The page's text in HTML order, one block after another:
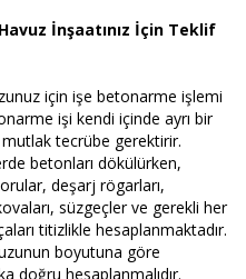
İnşaatınız İçin Teklif
için işe betonarme işlemi
işi kendi içinde ayrı bir
tecrübe gerektirir.
betonları dökülürken,
deşarj rögarları,
süzgeçler ve gerekli her
titizlikle hesaplanmaktadır.
boyutuna göre
doğru hesaplanmalıdır.